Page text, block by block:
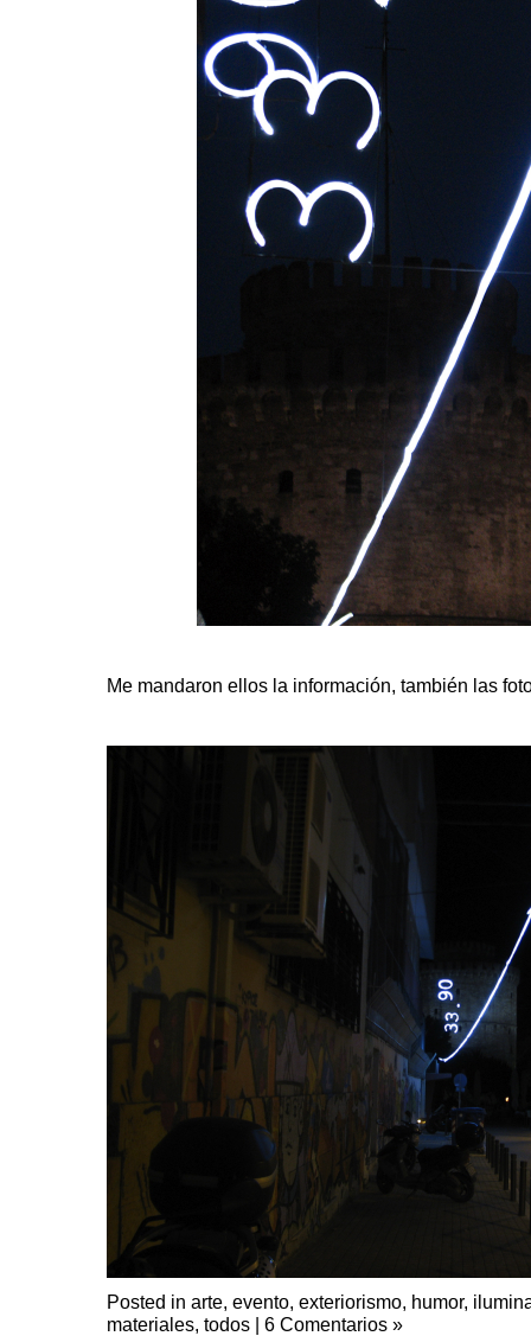
Me mandaron ellos la información, también las
Posted in arte, evento, exteriorismo, humor,
materiales, todos | 6 Comentarios »